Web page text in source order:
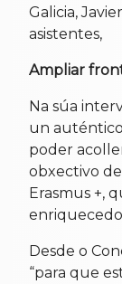
Galicia,
asistentes,
Ampliar
Na súa
un
poder
obxectivo
Erasmus +,
Desde o
“para que